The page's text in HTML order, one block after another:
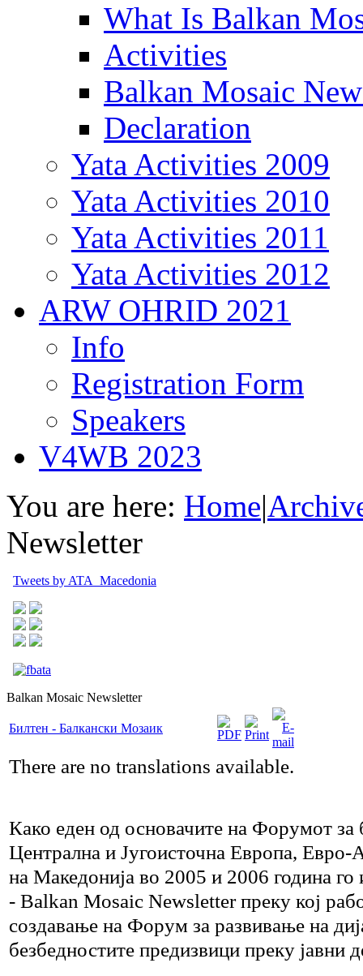
What Is Balkan
Activities
Balkan Mosaic
Declaration
Yata Activities 2009
Yata Activities 2010
Yata Activities 2011
Yata Activities 2012
ARW OHRID 2021
Info
Registration Form
Speakers
V4WB 2023
You are here: Home|
Newsletter
Tweets by ATA_Macedonia
Balkan Mosaic Newsletter
Билтен - Балкански Мозаик
There are no translations available.
Како еден од основачите на Форумот за
Централна и Југоисточна Европа, Евро-
на Македонија во 2005 и 2006 година го
- Balkan Mosaic Newsletter преку кој
создавање на Форум за развивање на
безбедностите предизвици преку јавни